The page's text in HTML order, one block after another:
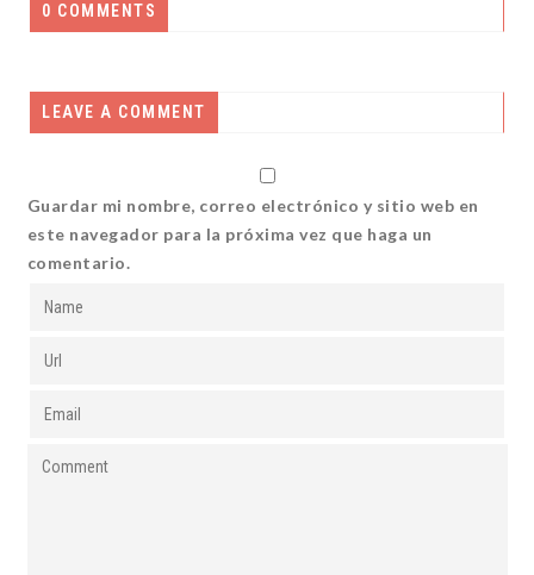
0 COMMENTS
LEAVE A COMMENT
Guardar mi nombre, correo electrónico y sitio web en
este navegador para la próxima vez que haga un
comentario.